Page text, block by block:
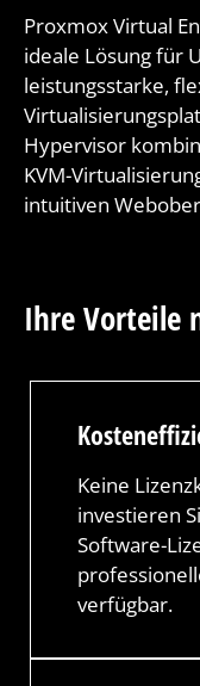
Proxmox Virtual
ideale Lösung für
leistungsstarke,
Hypervisor
KVM-
intuitiven
Ihre Vorteile
Keine
investieren
Software-
verfügbar.